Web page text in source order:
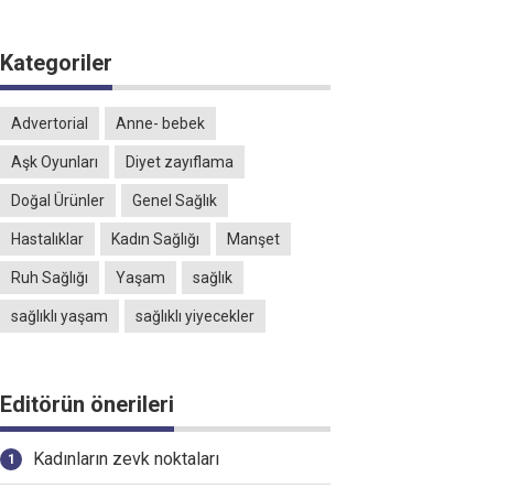
Kategoriler
Advertorial Anne- bebek
Aşk Oyunları Diyet zayıflama
Doğal Ürünler Genel Sağlık
Hastalıklar Kadın Sağlığı Manşet
Ruh Sağlığı Yaşam sağlık
sağlıklı yaşam sağlıklı yiyecekler
Editörün önerileri
Kadınların zevk noktaları